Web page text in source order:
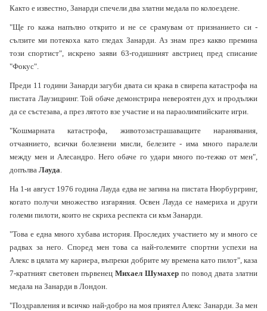
Както е известно, Занарди спечели два златни медала по колоездене.
"Ще го кажа напълно открито и не се срамувам от признанието си -
сълзите ми потекоха като гледах Занарди. Аз знам през какво премина
този спортист", искрено заяви 63-годишният австриец пред списание
"Фокус".
Преди 11 години Занарди загуби двата си крака в свирепа катастрофа на
пистата Лаузицринг. Той обаче демонстрира невероятен дух и продължи
да се състезава, а през лятото взе участие и на параолимпийските игри.
"Кошмарната катастрофа, животозастрашаващите наранявания,
отчаянието, всички болезнени мисли, белезите - има много паралели
между мен и Алесандро. Него обаче го удари много по-тежко от мен",
допълва Лауда.
На 1-и август 1976 година Лауда едва не загина на пистата Нюрбургринг,
когато получи множество изгаряния. Освен Лауда се намериха и други
големи пилоти, които не скриха респекта си към Занарди.
"Това е една много хубава история. Проследих участието му и много се
радвах за него. Според мен това са най-големите спортни успехи на
Алекс в цялата му кариера, въпреки добрите му времена като пилот", каза
7-кратният световен първенец Михаел Шумахер по повод двата златни
медала на Занарди в Лондон.
"Поздравления и всичко най-добро на моя приятел Алекс Занарди. За мен